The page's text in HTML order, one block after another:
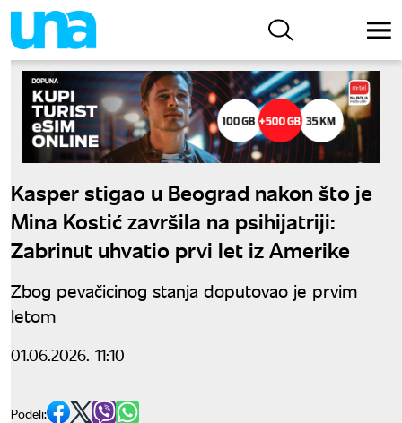
Kasper stigao u Beograd nakon što je
Mina Kostić završila na psihijatriji:
Zabrinut uhvatio prvi let iz Amerike
Zbog pevačicinog stanja doputovao je prvim
letom
01.06.2026. 11:10
Podeli: